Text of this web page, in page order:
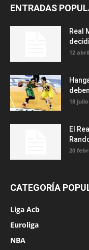
ENTRADAS
Real
12
18
El
20
CATEGORÍA
Liga Acb
Euroliga
NBA